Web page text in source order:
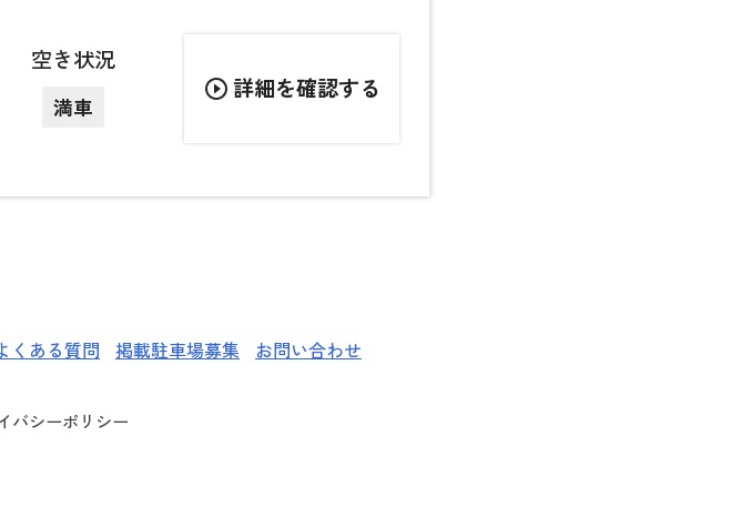
空き状況
満車
play_circle_outline 詳細を確認する
くある質問 掲載駐車場募集 お問い合わせ
バシーポリシー